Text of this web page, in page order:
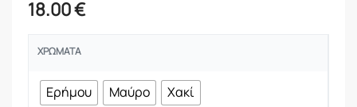
18.00€
ΧΡΏΜΑΤΑ
Ερήμου Μαύρο Χακί